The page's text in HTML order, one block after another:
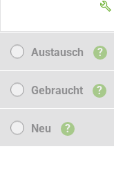
Austausch
Austausch ?
Gebraucht
Gebraucht ?
NeuNeu ?